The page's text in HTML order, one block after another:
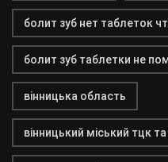
болит зуб нет таблеток
болит зуб таблетки не
вінницька область
вінницький міський тцк